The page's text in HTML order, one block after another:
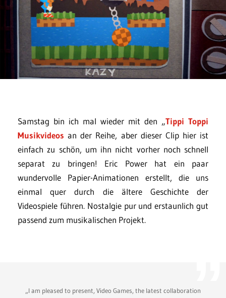
Samstag bin ich mal wieder mit den „Tippi Toppi
Musikvideos an der Reihe, aber dieser Clip hier ist
einfach zu schön, um ihn nicht vorher noch schnell
separat zu bringen! Eric Power hat ein paar
wundervolle Papier-Animationen erstellt, die uns
einmal quer durch die ältere Geschichte der
Videospiele führen. Nostalgie pur und erstaunlich gut
passend zum musikalischen Projekt.
„I am pleased to present, Video Games, the latest collaboration